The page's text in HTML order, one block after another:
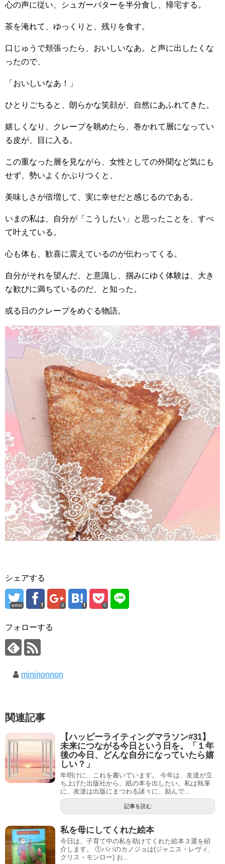
心の声に従い、シュガーバターを半分食し、帰宅する。
茶を淹れて、ゆっくりと、残りを食す。
口じゅうで頬張ったら、おいしいなあ。と声に出したくな
ったので、
「おいしいなあ！」
ひとりごちると、朗らかな笑顔が、自然にあふれてきた。
嬉しくなり、クレープを眺めたら、巻かれて層になってい
る皮が、目に入る。
この重なった層を見ながら、女性としての外聞など気にも
せず、勢いよくかぶりつくと、
美味しさが倍増して、実に幸せだと感じるのである。
いまの私は、自分が「こうしたい」と思ったことを、すべ
て叶えている。
心も体も、歓喜に震えているのが伝わってくる。
自分がそれを望んだ、と意識し、掴みにゆく体験は、大き
な歓びに満ちているのだ、と知った。
或る日のクレープをめぐる物語。
シェアする
error 0 0
フォローする
mininonnon
関連記事
【ハッピーライティングマラソン#31】
未来につながる今日という日を。「１年
後の今日、どんな自分になっていたら嬉
しい？」
年明けに、これを書いています。 今年は、友達が立
ち上げた出版社から、紙の本を出したい。私は執筆
に、友達は出版にまつわる諸々に、励んで...
記事を読む
私を母にしてくれた絵本
今日は、子育て中の私を助けてくれた絵本３選を紹
介します。 ①パパのカノジョは(ジャニス・レヴィ、
クリス・モンロー) お...